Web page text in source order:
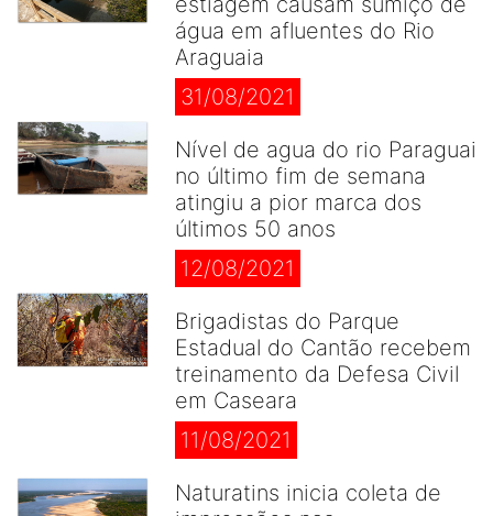
água em afluentes do Rio
Araguaia
31/08/2021
Nível de agua do rio Paraguai
no último fim de semana
atingiu a pior marca dos
últimos 50 anos
12/08/2021
Brigadistas do Parque
Estadual do Cantão recebem
treinamento da Defesa Civil
em Caseara
11/08/2021
Naturatins inicia coleta de